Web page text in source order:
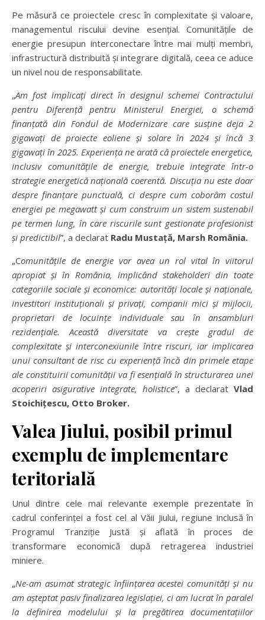
Pe măsură ce proiectele cresc în complexitate și valoare,
managementul riscului devine esențial. Comunitățile de
energie presupun interconectare între mai mulți membri,
infrastructură distribuită și integrare digitală, ceea ce aduce
un nivel nou de responsabilitate.
„Am fost implicați direct în designul schemei Contractului
pentru Diferență pentru Ministerul Energiei, o schemă
finanțată din Fondul de Modernizare care susține deja 2
gigawați de proiecte eoliene și solareîn 2024 șiîncă3
gigawați în 2025. Experiența ne arată că proiectele energetice,
inclusiv comunitățile de energie, trebuie integrateîntr-o
strategie energeticănaționalăcoerentă. Discuția nu este doar
despre finanțare punctuală, ci despre cum coborâm costul
energiei pe megawattși cum construim un sistem sustenabil
pe termen lung, în care riscurile sunt gestionate profesionist
și predictibil”, a declarat Radu Mustață, Marsh România.
„Comunitățile de energie vor avea un rol vitalîn viitorul
apropiat și în România, implicând stakeholderi din toate
categoriile socialeși economice: autorități locale și naționale,
investitori instituționaliși privați, companii mici și mijlocii,
proprietari de locuințe individuale sau în ansambluri
rezidențiale. Aceastădiversitate va crește gradul de
complexitateși interconexiunile între riscuri, iar implicarea
unui consultant de risc cu experiență încă din primele etape
ale constituirii comunității va fi esențială în structurarea unei
acoperiri asigurative integrate, holistice”, a declarat Vlad
Stoichițescu, Otto Broker.
Valea Jiului, posibil primul
exemplu de implementare
teritorială
Unul dintre cele mai relevante exemple prezentate în
cadrul conferinței a fost cel al Văii Jiului, regiune inclusă în
Programul Tranziție Justă și aflată în proces de
transformare economică după retragerea industriei
miniere.
„Ne-am asumat strategic înființarea acestei comunitățiși nu
am așteptat pasiv finalizarea legislației, ci am lucratîn paralel
la definirea modelului și la pregătirea documentațiilor